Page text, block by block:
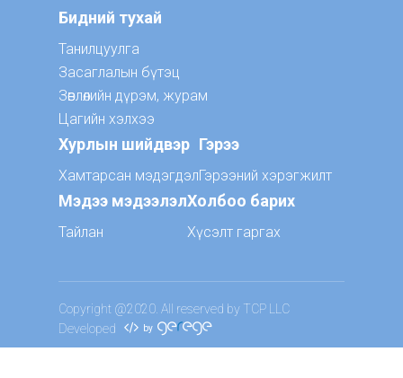
Бидний тухай
Танилцуулга
Засаглалын бүтэц
Зөвлөлийн дүрэм, журам
Цагийн хэлхээ
Хурлын шийдвэр
Хамтарсан мэдэгдэл
Гэрээ
Гэрээний хэрэгжилт
Мэдээ мэдээлэл
Тайлан
Холбоо барих
Хүсэлт гаргах
Copyright @2020. All reserved by TCP LLC
Developed
by